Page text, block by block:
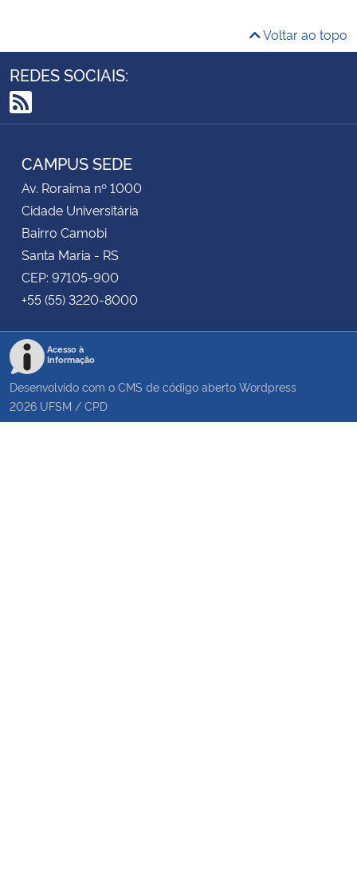
Voltar ao topo
REDES SOCIAIS:
RSS
CAMPUS SEDE
Av. Roraima nº 1000
Cidade Universitária
Bairro Camobi
Santa Maria - RS
CEP: 97105-900
+55 (55) 3220-8000
Acesso à
Informação
Desenvolvido com o CMS de código aberto Wordpress
2026 UFSM / CPD